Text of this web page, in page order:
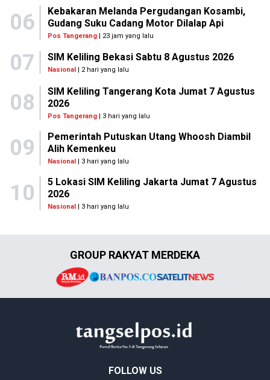
06
Kebakaran Melanda Pergudangan Kosambi,
Gudang Suku Cadang Motor Dilalap Api
Pos Tangerang| 23 jam yang lalu
07 SIM Keliling Bekasi Sabtu 8 Agustus 2026
Nasional | 2 hari yang lalu
08
SIM Keliling Tangerang Kota Jumat 7 Agustus
2026
Pos Tangerang| 3 hari yang lalu
09
Pemerintah Putuskan Utang Whoosh Diambil
Alih Kemenkeu
Nasional| 3 hari yang lalu
10
5 Lokasi SIM Keliling Jakarta Jumat 7 Agustus
2026
Nasional| 3 hari yang lalu
GROUP RAKYAT MERDEKA
FOLLOW US